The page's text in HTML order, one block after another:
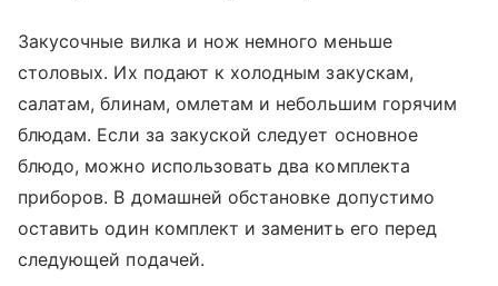
Закусочные вилка и нож немного меньше
столовых. Их подают к холодным закускам,
салатам, блинам, омлетам и небольшим горячим
блюдам. Если за закуской следует основное
блюдо, можно использовать два комплекта
приборов. В домашней обстановке допустимо
оставить один комплект и заменить его перед
следующей подачей.